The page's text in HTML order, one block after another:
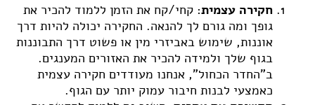
חקירה עצמית: קחי/קח את הזמן ללמוד להכיר את
גופך ומה גורם לך להנאה. החקירה יכולה להיות דרך
אוננות, שימוש באביזרי מין או פשוט דרך התבוננות
בגוף שלך ולמידה להכיר את האזורים המענגים.
ב"החדר הכחול", אנחנו מעודדים חקירה עצמית
כאמצעי לבנות חיבור עמוק יותר עם הגוף.